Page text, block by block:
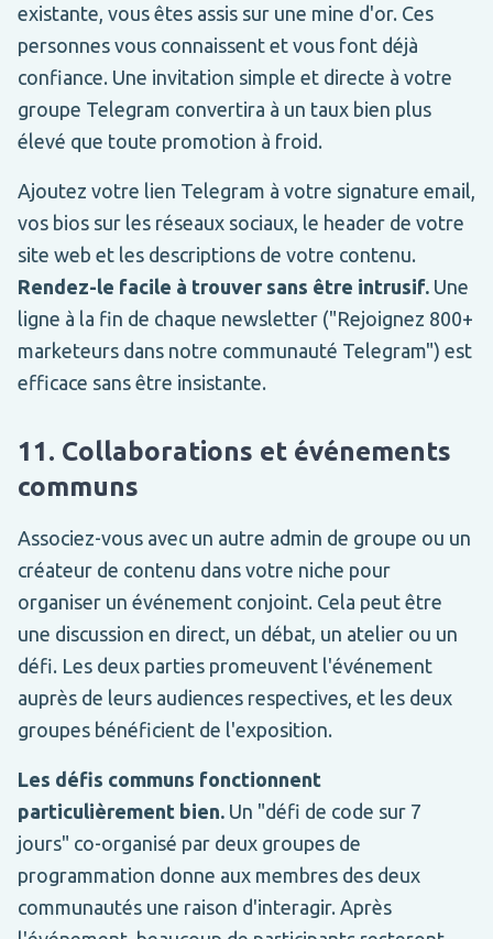
existante, vous êtes assis sur une mine d'or. Ces
personnes vous connaissent et vous font déjà
confiance. Une invitation simple et directe à votre
groupe Telegram convertira à un taux bien plus
élevé que toute promotion à froid.
Ajoutez votre lien Telegram à votre signature email,
vos bios sur les réseaux sociaux, le header de votre
site web et les descriptions de votre contenu.
Rendez-le facile à trouver sans être intrusif. Une
ligne à la fin de chaque newsletter ("Rejoignez 800+
marketeurs dans notre communauté Telegram") est
efficace sans être insistante.
11. Collaborations et événements
communs
Associez-vous avec un autre admin de groupe ou un
créateur de contenu dans votre niche pour
organiser un événement conjoint. Cela peut être
une discussion en direct, un débat, un atelier ou un
défi. Les deux parties promeuvent l'événement
auprès de leurs audiences respectives, et les deux
groupes bénéficient de l'exposition.
Les défis communs fonctionnent
particulièrement bien. Un "défi de code sur 7
jours" co-organisé par deux groupes de
programmation donne aux membres des deux
communautés une raison d'interagir. Après